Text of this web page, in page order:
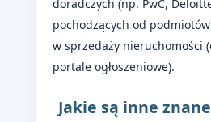
doradczych (np. PwC,
pochodzących od
w sprzedaży nieruchomości
portale ogłoszeniowe).
Jakie są inne